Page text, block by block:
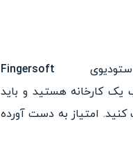
استودیوی Fingersoft
کارخانه هستید و باید
کنید. امتیاز به دست آورده